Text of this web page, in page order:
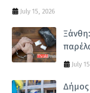
July 15, 2026
July
Δήμος